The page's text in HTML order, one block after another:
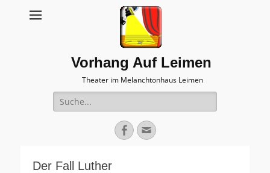
Vorhang Auf Leimen
Theater im Melanchtonhaus Leimen
Suche
nach:
Facebook
E-
Mail
Der Fall Luther